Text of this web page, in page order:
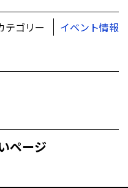
テゴリー イベント情報
ページ